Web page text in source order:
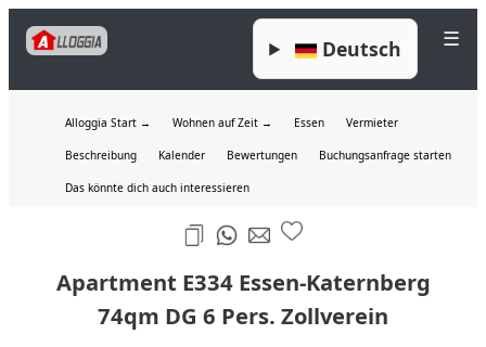
☰
Deutsch
Alloggia Start → Wohnen auf Zeit → Essen Vermieter
Beschreibung Kalender Bewertungen Buchungsanfrage starten
Das könnte dich auch interessieren
Apartment E334 Essen-Katernberg
74qm DG 6 Pers. Zollverein